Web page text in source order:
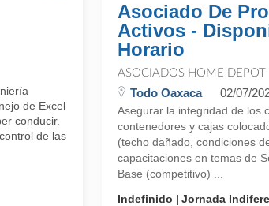
de Excel
conducir.
de las
Asociado De
Activos -
Horario
ASOCIADOS HOME DEPOT
Todo Oaxaca 02/07/
Asegurar la integridad de los
contenedores y cajas
(techo dañado, condiciones
capacitaciones en temas de
Base (competitivo) ...
Indefinido
Jornada